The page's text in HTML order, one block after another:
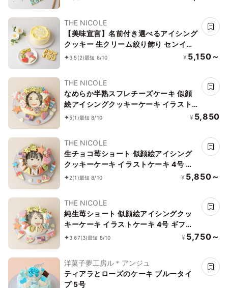
THE NICOLE
【美味宣言】名前付き選べるアイシング
クッキー 生クリーム絞り飾り センイル
ケーキ（黄） クリームカラーは5色から
3.5(2)最短 8/10 ¥ 5,150～
THE NICOLE
なめらか半熟スフレチーズケーキ 似顔
絵アイシングクッキーケーキ イラスト
ケーキ 5号 ギフトに最適
5(1)最短 8/10 ¥ 5,850
THE NICOLE
生チョコ苺ショート 似顔絵アイシング
クッキーケーキ イラストケーキ 4号 ギ
フトに最適
2(1)最短 8/10 ¥ 5,850～
THE NICOLE
純生苺ショート 似顔絵アイシングクッ
キーケーキ イラストケーキ 4号 ギフト
に最適
3.67(3)最短 8/10 ¥ 5,750～
洋菓子夢工房ル＊アンジュ
ティアラとローズのケーキ ブルータイ
プ 5号